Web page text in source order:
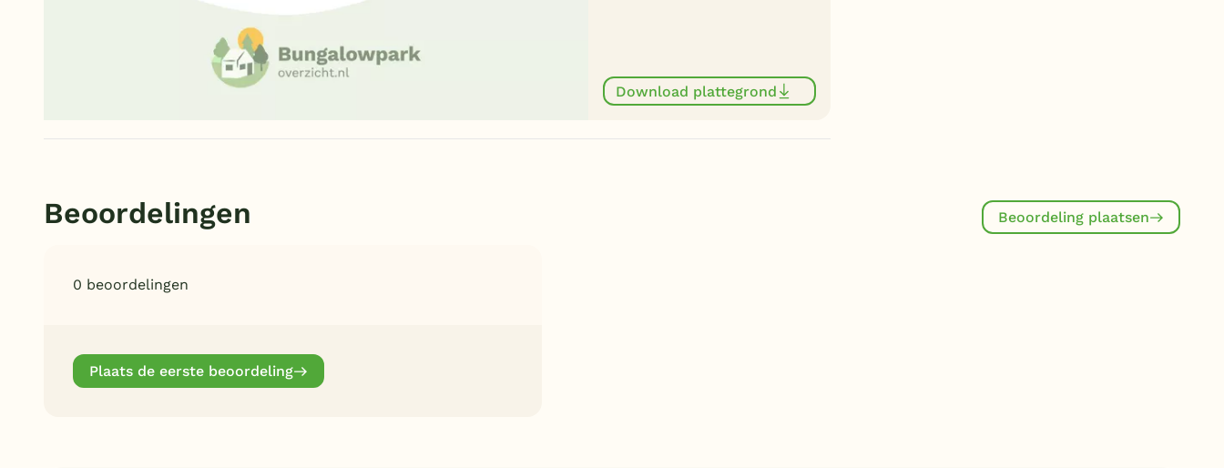
Download plattegrond
Beoordelingen Beoordeling plaatsen
0 beoordelingen
Plaats de eerste beoordeling